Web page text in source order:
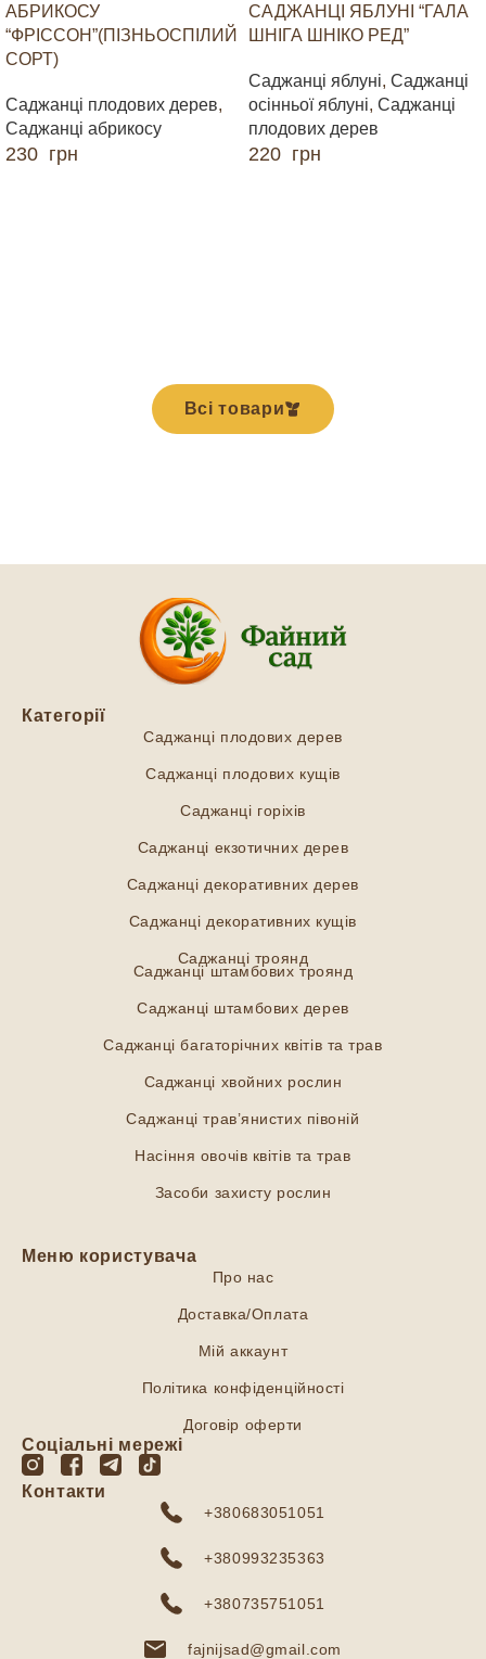
АБРИКОСУ
“ФРІССОН”(ПІЗНЬОСПІЛИЙ
СОРТ)
Саджанці плодових дерев,
Саджанці абрикосу
230 грн
САДЖАНЦІ ЯБЛУНІ “ГАЛА
ШНІГА ШНІКО РЕД”
Саджанці яблуні, Саджанці
осінньої яблуні, Саджанці
плодових дерев
220 грн
Всі товари
Категорії
Саджанці плодових дерев
Саджанці плодових кущів
Саджанці горіхів
Саджанці екзотичних дерев
Саджанці декоративних дерев
Саджанці декоративних кущів
Саджанці троянд
Саджанці штамбових троянд
Саджанці штамбових дерев
Саджанці багаторічних квітів та трав
Саджанці хвойних рослин
Саджанці трав’янистих півоній
Насіння овочів квітів та трав
Засоби захисту рослин
Меню користувача
Про нас
Доставка/Оплата
Мій аккаунт
Політика конфіденційності
Договір оферти
Соціальні мережі
Контакти
+380683051051
+380993235363
+380735751051
fajnijsad@gmail.com